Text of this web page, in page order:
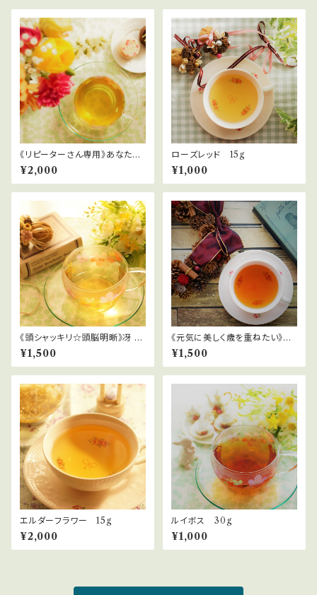
《リピーターさん専用》あなただ
けのフルオーダーメイドティー
20g
¥2,000
ローズレッド 15g
¥1,000
《頭シャッキリ☆頭脳明晰》冴 -s
ae-
¥1,500
《元気に美しく歳を重ねたい》麗
-uruwashi-
¥1,500
エルダーフラワー 15g
¥2,000
ルイボス 30g
¥1,000